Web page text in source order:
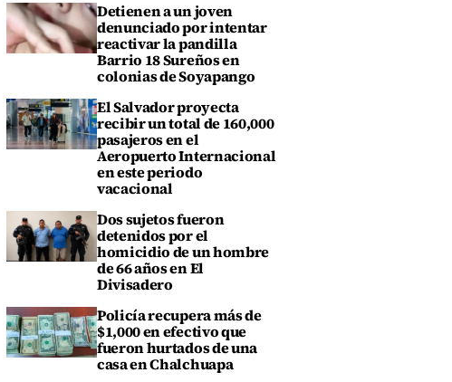
Detienen a un joven
denunciado por intentar
reactivar la pandilla
Barrio 18 Sureños en
colonias de Soyapango
El Salvador proyecta
recibir un total de 160,000
pasajeros en el
Aeropuerto Internacional
en este periodo
vacacional
Dos sujetos fueron
detenidos por el
homicidio de un hombre
de 66 años en El
Divisadero
Policía recupera más de
$1,000 en efectivo que
fueron hurtados de una
casa en Chalchuapa